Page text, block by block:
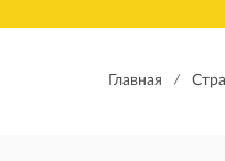
Главная /